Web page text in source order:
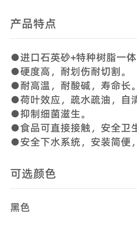
产品特点
●进口石英砂+特种树脂一体
●硬度高，耐划伤耐切割。
●耐高温，耐酸碱，寿命长。
●荷叶效应，疏水疏油，自
●抑制细菌滋生。
●食品可直接接触，安全卫
●安全下水系统，安装简便
可选颜色
黑色